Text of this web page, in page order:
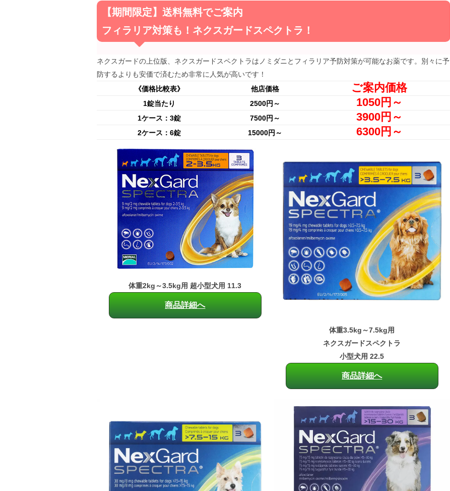
【期間限定】送料無料でご案内
フィラリア対策も！ネクスガードスペクトラ！
ネクスガードの上位版、ネクスガードスペクトラはノミダニとフィラリア予防対策が可能なお薬です。別々に予
防するよりも安価で済むため非常に人気が高いです！
《価格比較表》
他店価格 ご案内価格
1錠当たり 2500円～ 1050円～
1ケース：3錠 7500円～ 3900円～
2ケース：6錠 15000円～ 6300円～
体重2kg～3.5kg用 超小型犬用 11.3
商品詳細へ
体重3.5kg～7.5kg用
ネクスガードスペクトラ
小型犬用 22.5
商品詳細へ